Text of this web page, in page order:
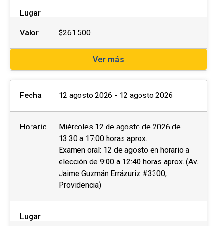
Las personas interesadas deberán completar la
ficha de postulación que se encuentra al costado
siguientes documentos al momento de la
postulación o de manera posterior a la
coordinación a cargo:
Otros (preguntar a la unidad)
Con el objetivo de brindar las condiciones y
asistencia adecuadas, invitamos apersonas
con discapacidadfísica, motriz, sensorial
(visual o auditiva) u otra, a dar aviso de esto
durante el proceso de postulación.
Lugar
Valor $261.500
Ver más
Fecha 12 agosto 2026 - 12 agosto 2026
Horario
Miércoles 12 de agosto de 2026 de
13:30 a 17:00 horas aprox.
Examen oral: 12 de agosto en horario a
elección de 9:00 a 12:40 horas aprox. (Av.
Jaime Guzmán Errázuriz #3300,
Providencia)
Lugar